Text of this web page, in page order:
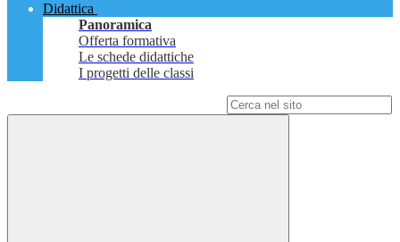
Didattica
Panoramica
Offerta formativa
Le schede didattiche
I progetti delle classi